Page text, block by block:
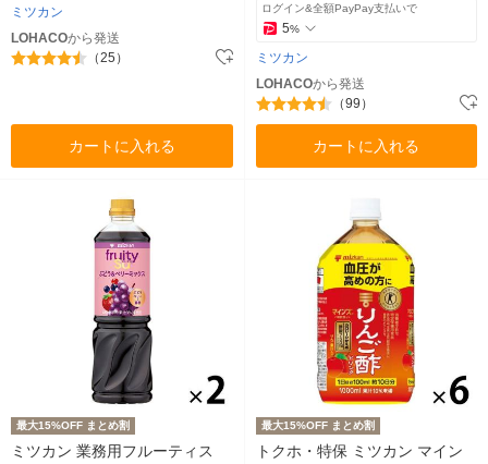
ミツカン
LOHACOから発送
（25）
カートに入れる
ログイン&全額PayPay支払いで
5%
ミツカン
LOHACOから発送
（99）
カートに入れる
最大15%OFF まとめ割
ミツカン 業務用フルーティス
最大15%OFF まとめ割
トクホ・特保 ミツカン マイン